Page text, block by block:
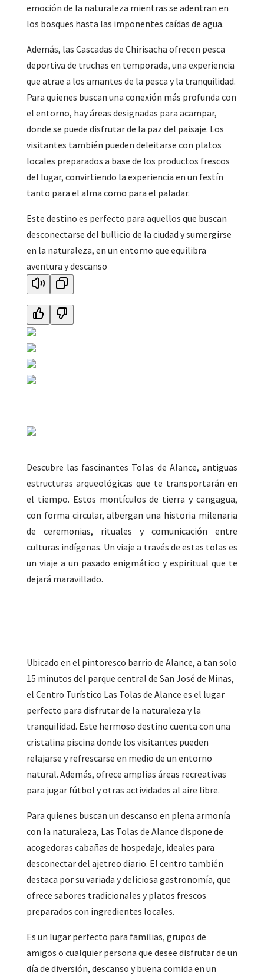
emoción de la naturaleza mientras se adentran en
los bosques hasta las imponentes caídas de agua.
Además, las Cascadas de Chirisacha ofrecen pesca
deportiva de truchas en temporada, una experiencia
que atrae a los amantes de la pesca y la tranquilidad.
Para quienes buscan una conexión más profunda con
el entorno, hay áreas designadas para acampar,
donde se puede disfrutar de la paz del paisaje. Los
visitantes también pueden deleitarse con platos
locales preparados a base de los productos frescos
del lugar, convirtiendo la experiencia en un festín
tanto para el alma como para el paladar.
Este destino es perfecto para aquellos que buscan
desconectarse del bullicio de la ciudad y sumergirse
en la naturaleza, en un entorno que equilibra
aventura y descanso
Descubre las fascinantes Tolas de Alance, antiguas
estructuras arqueológicas que te transportarán en
el tiempo. Estos montículos de tierra y cangagua,
con forma circular, albergan una historia milenaria
de ceremonias, rituales y comunicación entre
culturas indígenas. Un viaje a través de estas tolas es
un viaje a un pasado enigmático y espiritual que te
dejará maravillado.
Ubicado en el pintoresco barrio de Alance, a tan solo
15 minutos del parque central de San José de Minas,
el Centro Turístico Las Tolas de Alance es el lugar
perfecto para disfrutar de la naturaleza y la
tranquilidad. Este hermoso destino cuenta con una
cristalina piscina donde los visitantes pueden
relajarse y refrescarse en medio de un entorno
natural. Además, ofrece amplias áreas recreativas
para jugar fútbol y otras actividades al aire libre.
Para quienes buscan un descanso en plena armonía
con la naturaleza, Las Tolas de Alance dispone de
acogedoras cabañas de hospedaje, ideales para
desconectar del ajetreo diario. El centro también
destaca por su variada y deliciosa gastronomía, que
ofrece sabores tradicionales y platos frescos
preparados con ingredientes locales.
Es un lugar perfecto para familias, grupos de
amigos o cualquier persona que desee disfrutar de un
día de diversión, descanso y buena comida en un